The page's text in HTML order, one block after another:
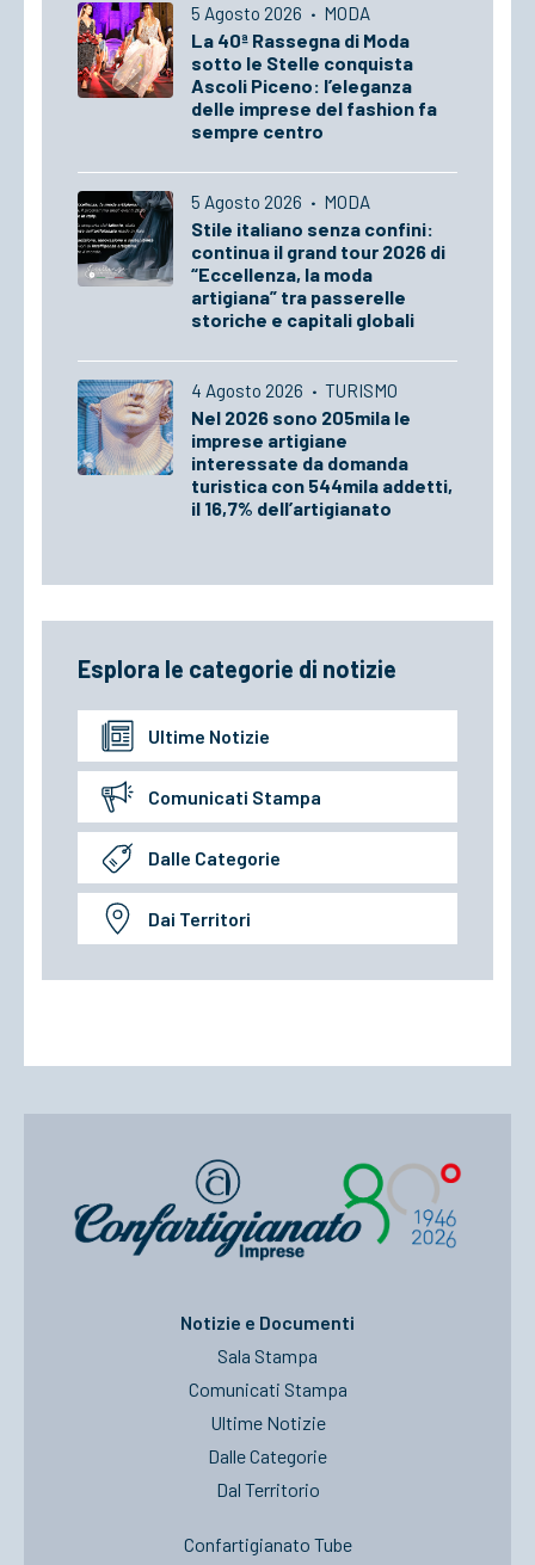
5 Agosto 2026 · MODA
La 40ª Rassegna di Moda
sotto le Stelle conquista
Ascoli Piceno: l’eleganza
delle imprese del fashion fa
sempre centro
5 Agosto 2026 · MODA
Stile italiano senza confini:
continua il grand tour 2026 di
“Eccellenza, la moda
artigiana” tra passerelle
storiche e capitali globali
4 Agosto 2026 · TURISMO
Nel 2026 sono 205mila le
imprese artigiane
interessate da domanda
turistica con 544mila addetti,
il 16,7% dell’artigianato
Esplora le categorie di notizie
Ultime Notizie
Comunicati Stampa
Dalle Categorie
Dai Territori
Notizie e Documenti
Sala Stampa
Comunicati Stampa
Ultime Notizie
Dalle Categorie
Dal Territorio
Confartigianato Tube